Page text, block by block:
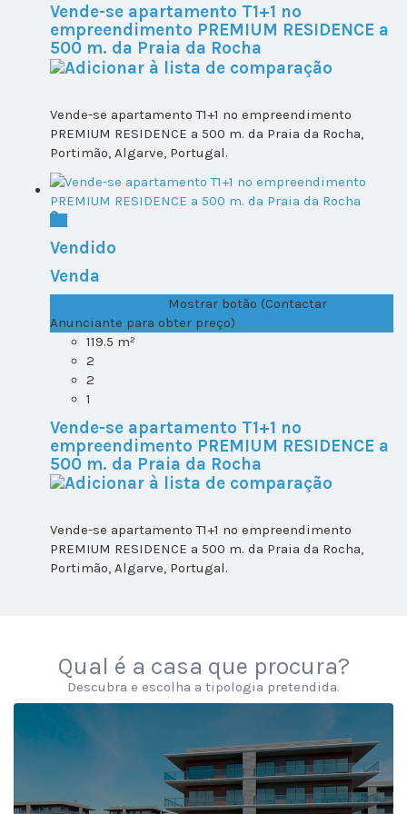
Vende-se apartamento T1+1 no
empreendimento PREMIUM RESIDENCE a
500 m. da Praia da Rocha
Vende-se apartamento T1+1 no empreendimento
PREMIUM RESIDENCE a 500 m. da Praia da Rocha,
Portimão, Algarve, Portugal.
Vendido
Venda
Mostrar botão (Contactar
Anunciante para obter preço)
119.5 m²
2
2
1
Vende-se apartamento T1+1 no
empreendimento PREMIUM RESIDENCE a
500 m. da Praia da Rocha
Vende-se apartamento T1+1 no empreendimento
PREMIUM RESIDENCE a 500 m. da Praia da Rocha,
Portimão, Algarve, Portugal.
Qual é a casa que procura?
Descubra e escolha a tipologia pretendida.